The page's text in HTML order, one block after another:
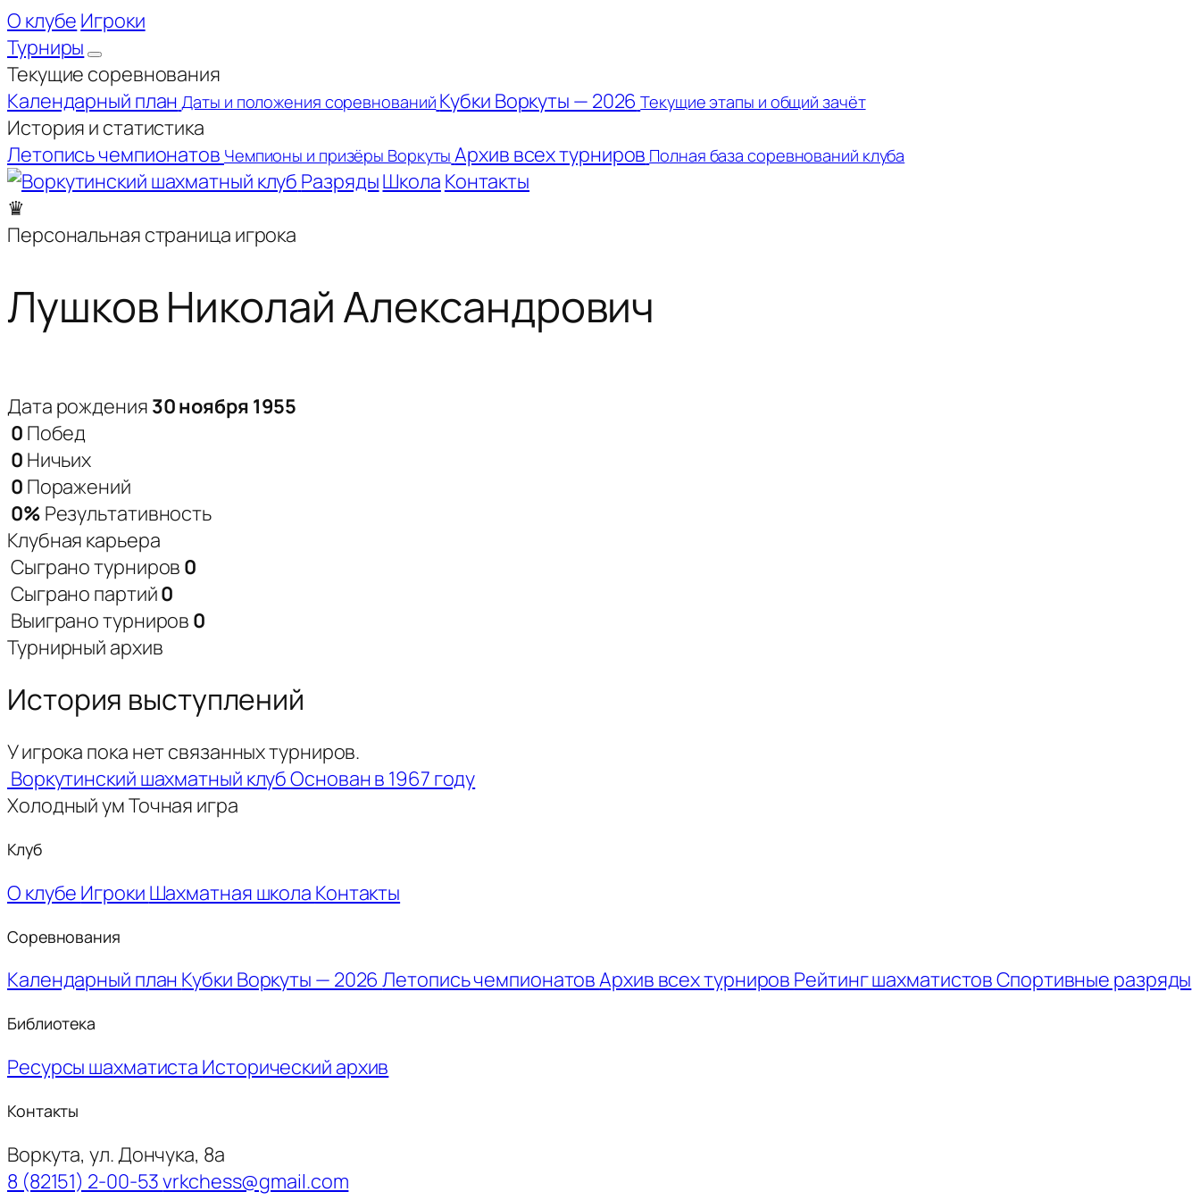
О клубе Игроки
Турниры
Текущие соревнования
Календарный план Даты и положения соревнований Кубки Воркуты — 2026 Текущие этапы и общий зачёт
История и статистика
Летопись чемпионатов Чемпионы и призёры Воркуты Архив всех турниров Полная база соревнований клуба
РазрядыШкола Контакты
♛
Персональная страница игрока
Лушков Николай Александрович
Дата рождения 30 ноября 1955
0 Побед
0 Ничьих
0 Поражений
0% Результативность
Клубная карьера
Сыграно турниров 0
Сыграно партий0
Выиграно турниров 0
Турнирный архив
История выступлений
У игрока пока нет связанных турниров.
Воркутинский шахматный клубОснован в 1967 году
Холодный умТочная игра
Клуб
О клубе Игроки Шахматная школа Контакты
Соревнования
Календарный план Кубки Воркуты — 2026Летопись чемпионатовАрхив всех турниров Рейтинг шахматистовСпортивные разряды
Библиотека
Ресурсы шахматиста Исторический архив
Контакты
Воркута, ул. Дончука, 8а
8 (82151) 2-00-53vrkchess@gmail.com